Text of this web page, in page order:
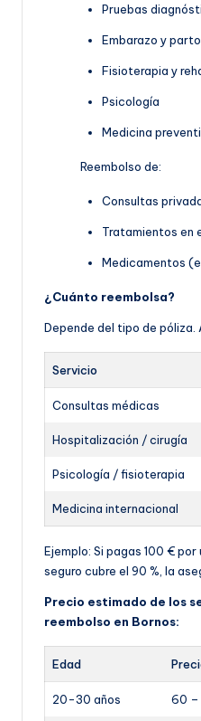
Pruebas
Embarazo y parto
Fisioterapia y
Psicología
Medicina
Reembolso de:
Consultas
Tratamientos en
Medicamentos
¿Cuánto reembolsa?
Depende del tipo de
Servicio
Consultas médicas
Hospitalización / cirugía
Psicología / fisioterapia
Medicina internacional
Ejemplo: Si pagas 100 €
seguro cubre el 90 %, la
Precio estimado de los
reembolso en Bornos:
Edad
20-30 años 60 –